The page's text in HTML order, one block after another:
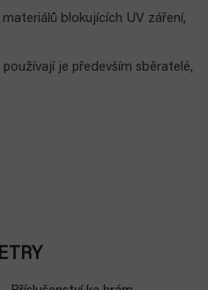
blokujících UV záření,
je především sběratelé,